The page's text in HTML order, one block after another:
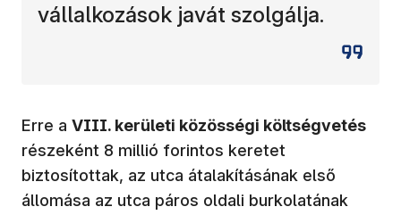
vállalkozások javát szolgálja.
Erre a VIII. kerületi közösségi költségvetés
részeként 8 millió forintos keretet
biztosítottak, az utca átalakításának első
állomása az utca páros oldali burkolatának